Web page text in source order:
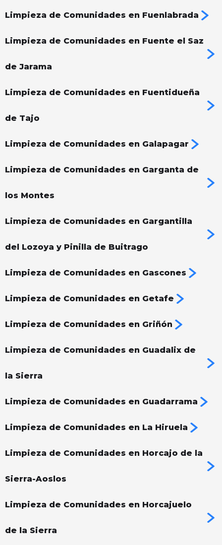
Limpieza de Comunidades en Fuenlabrada
Limpieza de Comunidades en Fuente el Saz
de Jarama
Limpieza de Comunidades en Fuentidueña
de Tajo
Limpieza de Comunidades en Galapagar
Limpieza de Comunidades en Garganta de
los Montes
Limpieza de Comunidades en Gargantilla
del Lozoya y Pinilla de Buitrago
Limpieza de Comunidades en Gascones
Limpieza de Comunidades en Getafe
Limpieza de Comunidades en Griñón
Limpieza de Comunidades en Guadalix de
la Sierra
Limpieza de Comunidades en Guadarrama
Limpieza de Comunidades en La Hiruela
Limpieza de Comunidades en Horcajo de la
Sierra-Aoslos
Limpieza de Comunidades en Horcajuelo
de la Sierra